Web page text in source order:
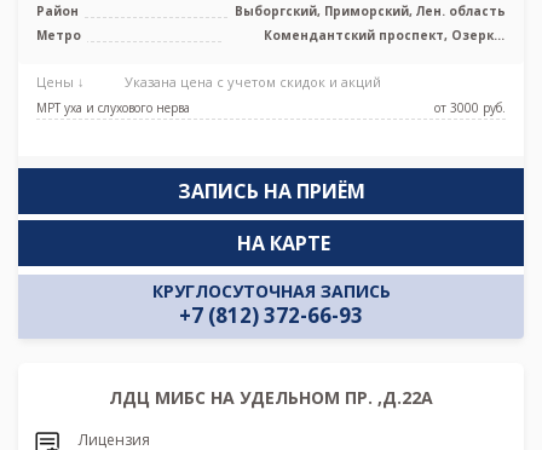
Район
Выборгский, Приморский, Лен. область
Метро
Комендантский проспект, Озерки,
Цены ↓ Указана цена с учетом скидок и акций
МРТ уха и слухового нерва от 3000 pуб.
ЗАПИСЬ НА ПРИЁМ
КРУГЛОСУТОЧНАЯ ЗАПИСЬ
+7 (812) 372-66-93
НА КАРТЕ
ЛДЦ МИБС НА УДЕЛЬНОМ ПР. ,Д.22А
Лицензия